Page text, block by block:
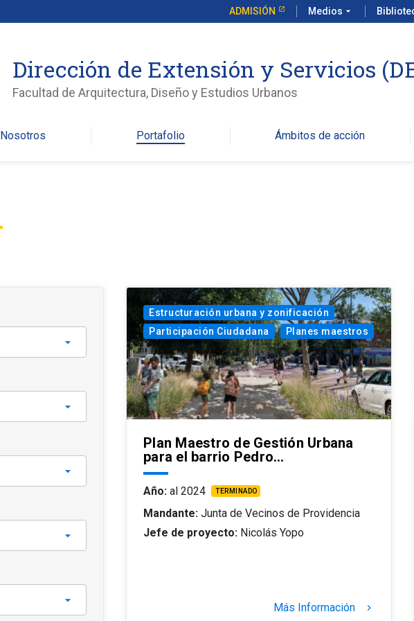
ADMISIÓN Medios arrow_drop_down
Dirección de Extensión y Servicios
Facultad de Arquitectura, Diseño y Estudios Urbanos
Nosotros Portafolio Ámbitos de acción
Estructuración urbana y zonificación
Participación Ciudadana
Planes maestros
Plan Maestro de Gestión Urbana
para el barrio Pedro…
Año: al 2024 TERMINADO
Mandante: Junta de Vecinos de Providencia
Jefe de proyecto: Nicolás Yopo
Más Información keyboard_arrow_right